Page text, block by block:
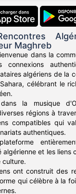
Maghreb
dans la
algériens de la
célébrant le
la musique
régions à
compatibles qui
authentiques.
algérienne et les liens
culture.
ont construit des
qui célèbre à la